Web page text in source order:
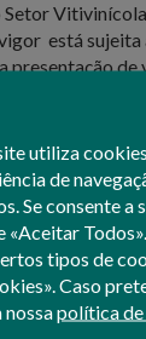
utiliza
de
Se consente a
«Aceitar
tipos de
Caso
nossapolítica
está
presentação de
às seguintes
de
de Origem
de Colheita e